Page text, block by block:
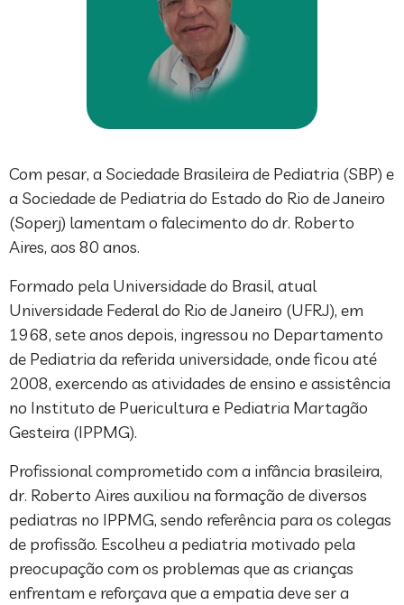
Com pesar, a Sociedade Brasileira de Pediatria (SBP) e
a Sociedade de Pediatria do Estado do Rio de Janeiro
(Soperj) lamentam o falecimento do dr. Roberto
Aires, aos 80 anos.
Formado pela Universidade do Brasil, atual
Universidade Federal do Rio de Janeiro (UFRJ), em
1968, sete anos depois, ingressou no Departamento
de Pediatria da referida universidade, onde ficou até
2008, exercendo as atividades de ensino e assistência
no Instituto de Puericultura e Pediatria Martagão
Gesteira (IPPMG).
Profissional comprometido com a infância brasileira,
dr. Roberto Aires auxiliou na formação de diversos
pediatras no IPPMG, sendo referência para os colegas
de profissão. Escolheu a pediatria motivado pela
preocupação com os problemas que as crianças
enfrentam e reforçava que a empatia deve ser a